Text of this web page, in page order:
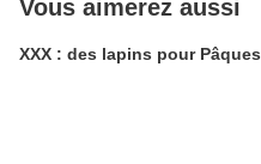
Vous aimerez aussi
XXX : des lapins pour Pâques